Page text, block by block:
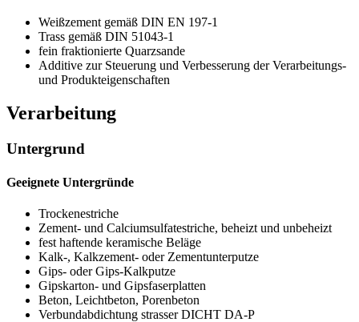
Weißzement gemäß DIN EN 197-1
Trass gemäß DIN 51043-1
fein fraktionierte Quarzsande
Additive zur Steuerung und Verbesserung der Verarbeitungs-
und Produkteigenschaften
Verarbeitung
Untergrund
Geeignete Untergründe
Trockenestriche
Zement- und Calciumsulfatestriche, beheizt und unbeheizt
fest haftende keramische Beläge
Kalk-, Kalkzement- oder Zementunterputze
Gips- oder Gips-Kalkputze
Gipskarton- und Gipsfaserplatten
Beton, Leichtbeton, Porenbeton
Verbundabdichtung strasser DICHT DA-P